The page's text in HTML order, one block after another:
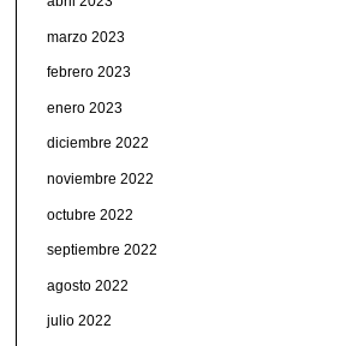
marzo 2023
febrero 2023
enero 2023
diciembre 2022
noviembre 2022
octubre 2022
septiembre 2022
agosto 2022
julio 2022